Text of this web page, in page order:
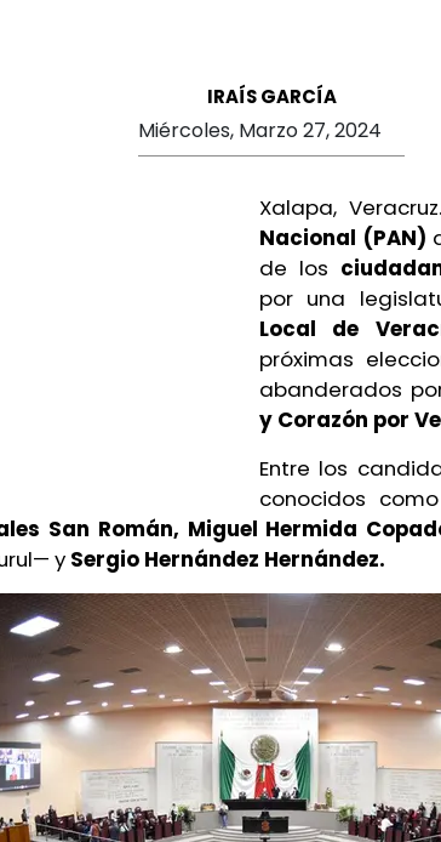
IRAÍS GARCÍA
Miércoles, Marzo 27, 2024
Xalapa,
Nacional (PAN)
de los
por una
Local de
próximas
abanderados
y Corazón por
Entre los
conocidos
San Román, Miguel Hermida
y Sergio Hernández Hernández.